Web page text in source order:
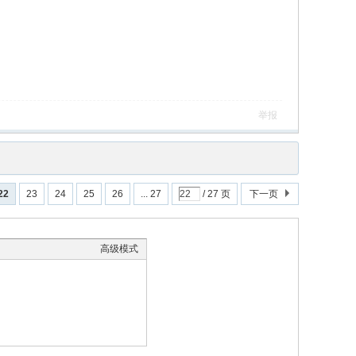
举报
23 24 25 26 ... 27 / 27 页 下一页
高级模式